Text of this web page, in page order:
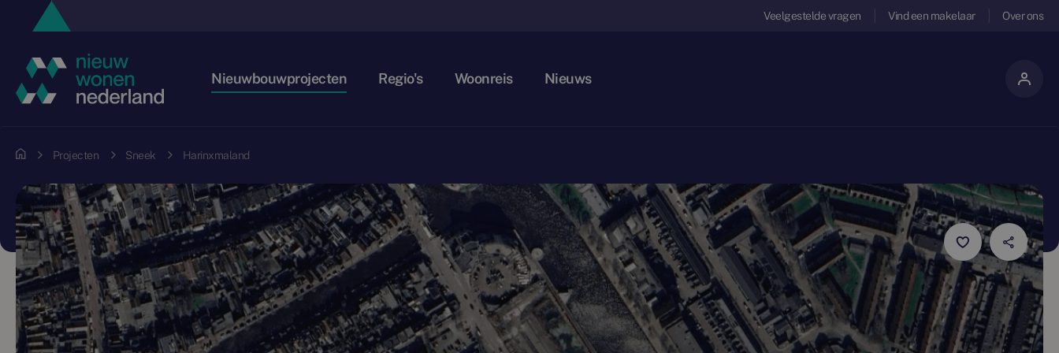
Veelgestelde vragen Vind een makelaar Over ons
Nieuwbouwprojecten Regio's Woonreis Nieuws
Projecten Sneek Harinxmaland